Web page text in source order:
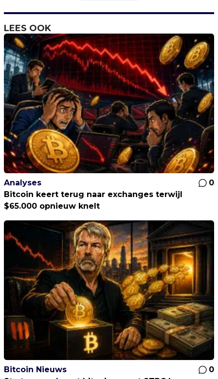
LEES OOK
Analyses
0
Bitcoin keert terug naar exchanges terwijl
$65.000 opnieuw knelt
Bitcoin Nieuws
0